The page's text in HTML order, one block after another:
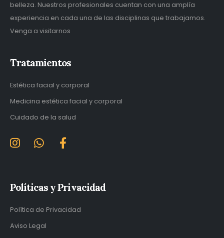
belleza. Nuestros profesionales cuentan con una amplía
experiencia en cada una de las disciplinas que trabajamos.
Venga a visitarnos
Tratamientos
Estética facial y corporal
Medicina estética facial y corporal
Cuidado de la salud
Políticas y Privacidad
Política de Privacidad
Aviso Legal